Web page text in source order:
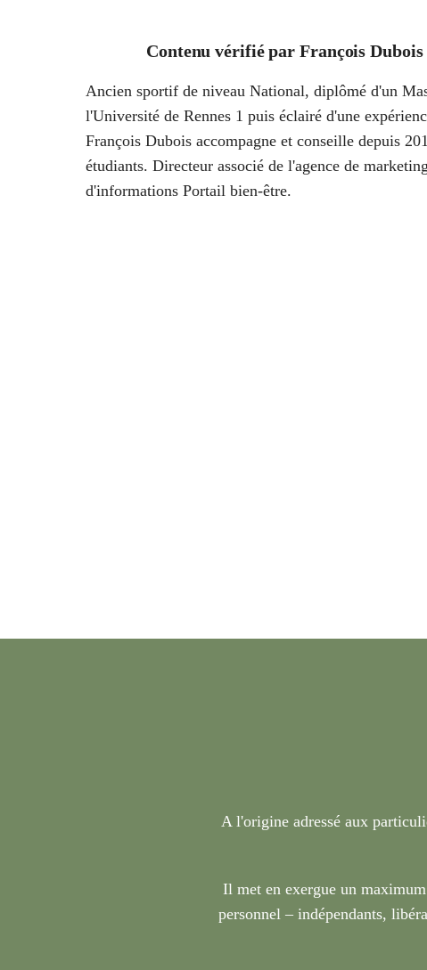
Contenu vérifié par François Dubois
Ancien sportif de niveau National, diplômé d'un
l'Université de Rennes 1 puis éclairé d'une
François Dubois accompagne et conseille depuis
étudiants. Directeur associé de l'agence de
d'informations Portail bien-être.
A l'origine adressé aux
Il met en exergue un
personnel – indépendants,